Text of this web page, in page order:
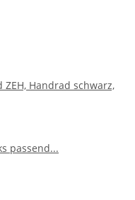
Handrad schwarz,